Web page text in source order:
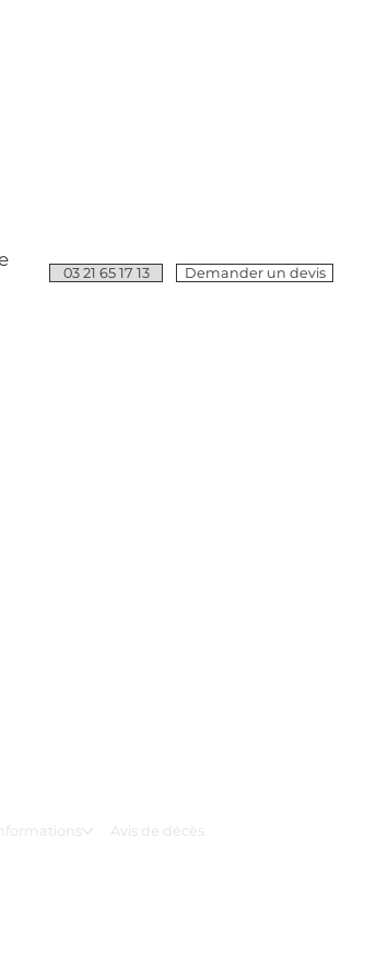
Avis de décès
03 21 65 17 13 Demander un devis